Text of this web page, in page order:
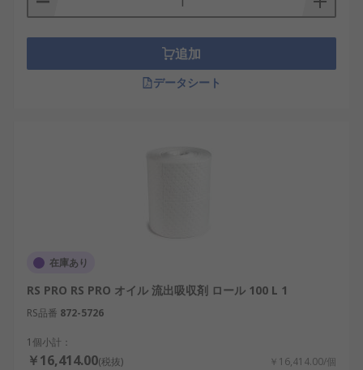
追加
データシート
在庫あり
RS PRO RS PRO オイル 流出吸収剤 ロール 100 L 1
RS品番 872-5726
1個小計：
￥16,414.00(税抜) ￥16,414.00/個